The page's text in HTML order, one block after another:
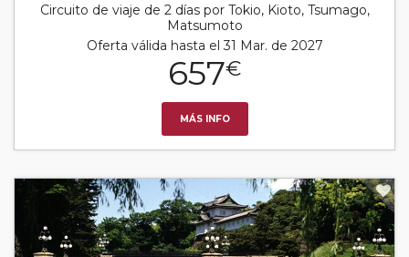
Circuito de viaje de 2 días por Tokio, Kioto, Tsumago,
Matsumoto
Oferta válida hasta el 31 Mar. de 2027
657€
MÁS INFO